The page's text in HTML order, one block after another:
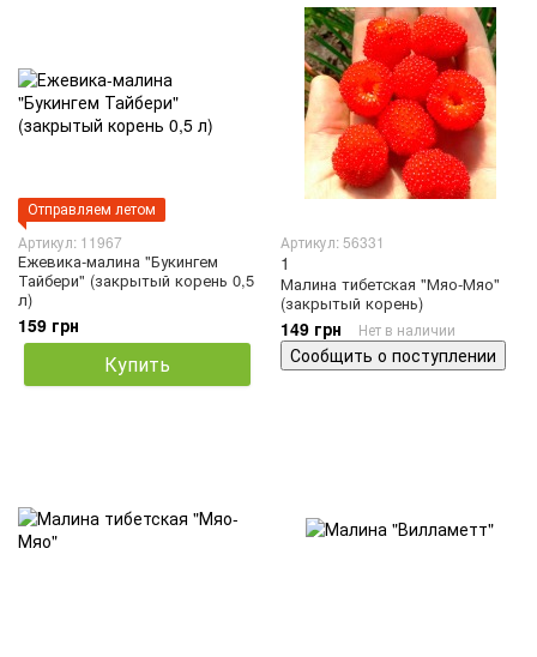
Отправляем летом
Артикул: 11967
Ежевика-малина "Букингем
Тайбери" (закрытый корень 0,5
л)
159 грн
Купить
Артикул: 56331
1
Малина тибетская "Мяо-Мяо"
(закрытый корень)
149 грн Нет в наличии
Сообщить о поступлении